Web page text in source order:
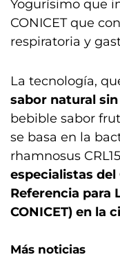
Yogurísimo que
CONICET que
respiratoria y
La tecnología,
sabor natural
bebible sabor
se basa en la
rhamnosus
especialistas del
Referencia para
CONICET) en la
Más noticias